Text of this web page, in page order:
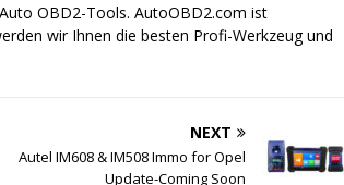
OBD2-Tools. AutoOBD2.com ist
wir Ihnen die besten Profi-Werkzeug und
NEXT
Autel IM608 & IM508 Immo for Opel
Update-Coming Soon